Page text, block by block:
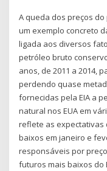
A queda dos preços
um exemplo concreto
ligada aos diversos
petróleo bruto
anos, de 2011 a 2014,
perdendo quase
fornecidas pela EIA a
natural nos EUA em
reflete as expectativas
baixos em janeiro e
responsáveis por
futuros mais baixos do